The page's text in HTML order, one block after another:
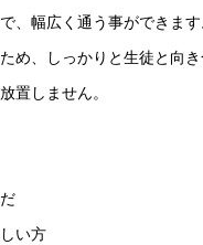
、幅広く通う事ができま
め、しっかりと生徒と向
置しません。
い方